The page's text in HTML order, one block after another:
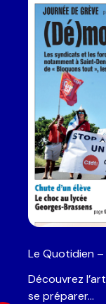
Le Quotidien
Découvrez
se préparer…